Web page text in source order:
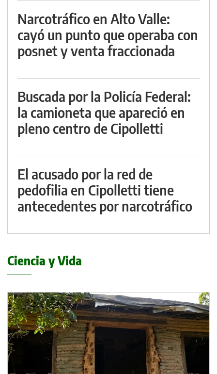
Narcotráfico en Alto Valle:
cayó un punto que operaba con
posnet y venta fraccionada
Buscada por la Policía Federal:
la camioneta que apareció en
pleno centro de Cipolletti
El acusado por la red de
pedofilia en Cipolletti tiene
antecedentes por narcotráfico
Ciencia y Vida